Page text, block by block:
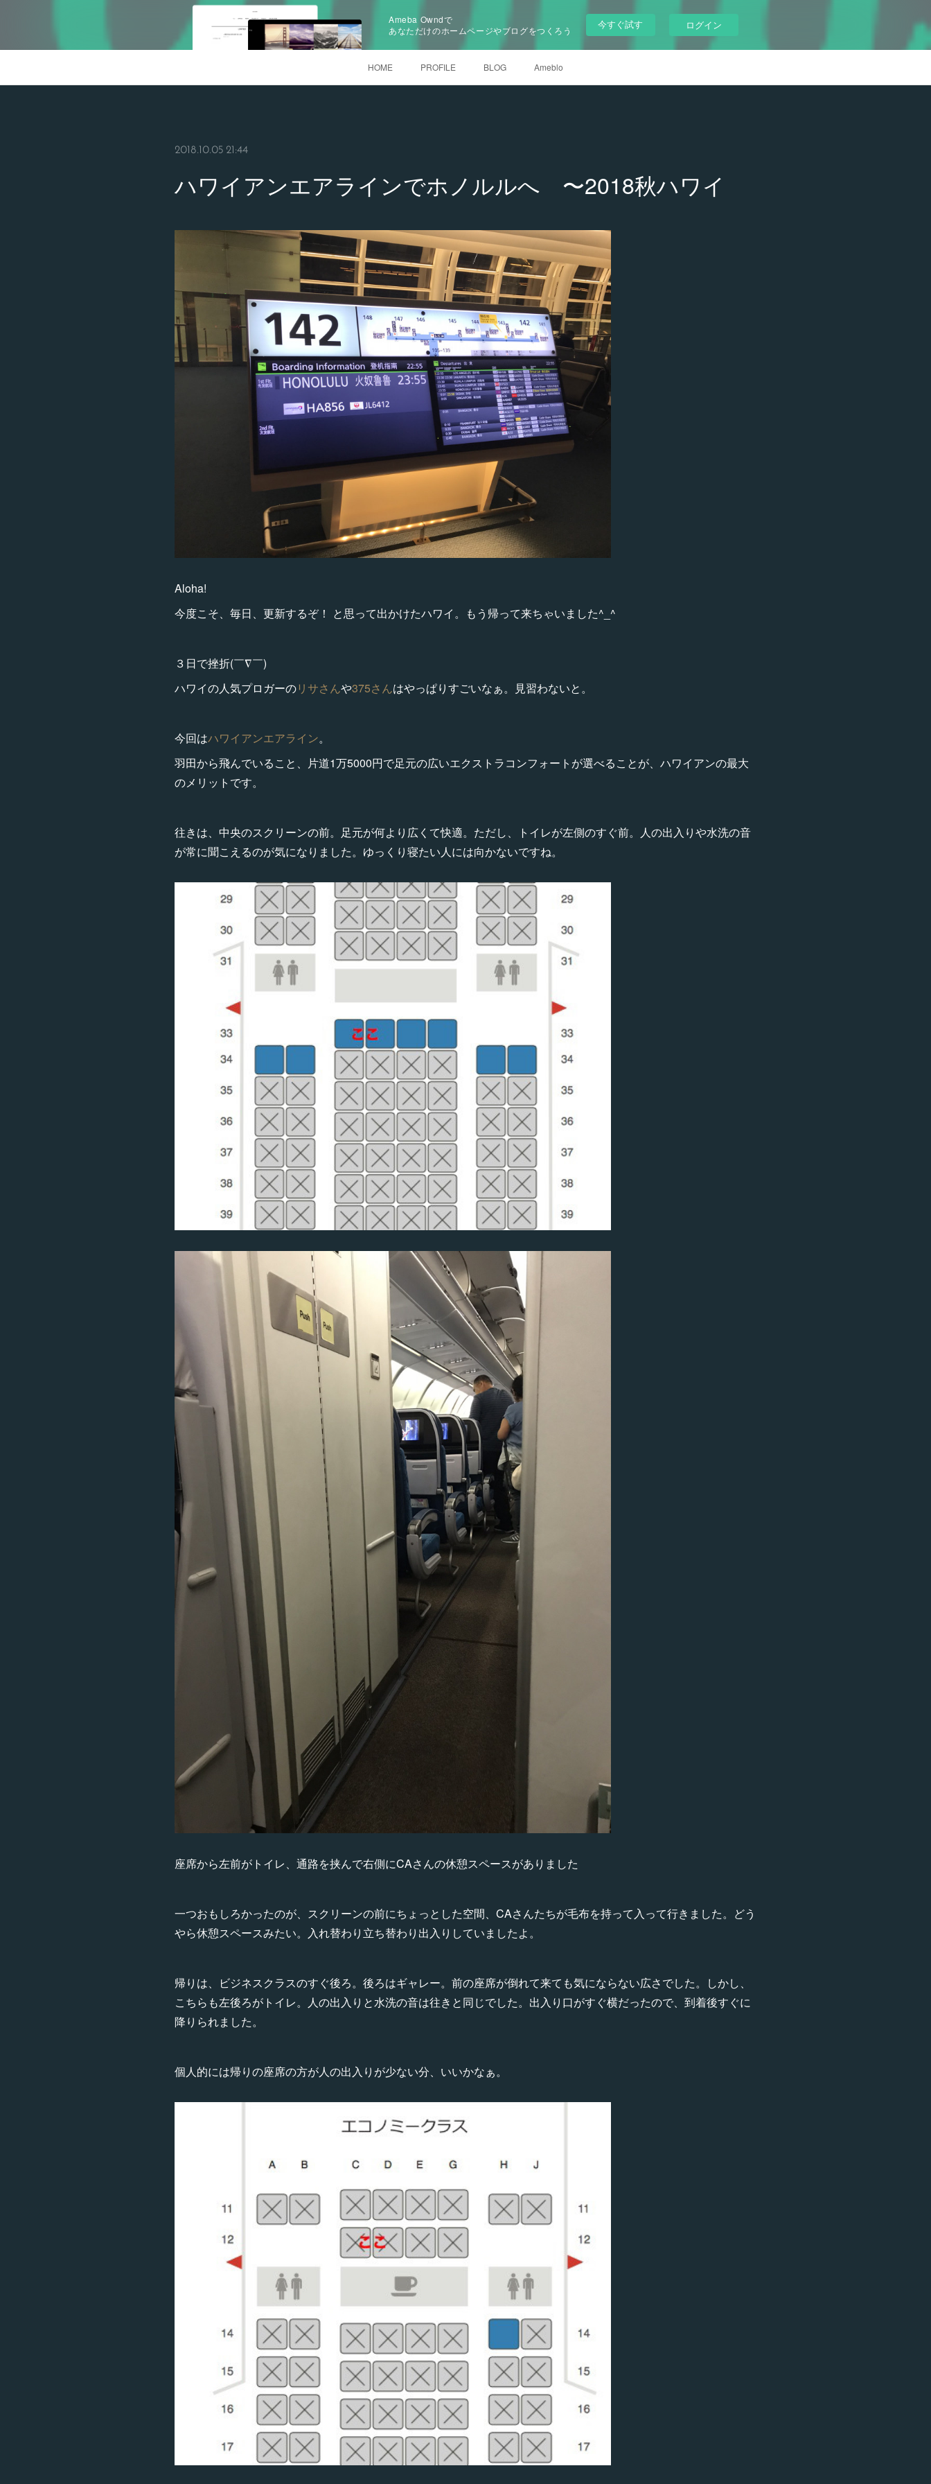
Ameba Owndで
あなただけのホームページやブログをつくろう
今すぐ試す ログイン
HOME PROFILE BLOG Ameblo
2018.10.05 21:44
ハワイアンエアラインでホノルルへ 〜2018秋ハワイ
Aloha!
今度こそ、毎日、更新するぞ！ と思って出かけたハワイ。もう帰って来ちゃいました^_^
３日で挫折(￣∇￣)
ハワイの人気プロガーのリサさんや375さんはやっぱりすごいなぁ。見習わないと。
今回はハワイアンエアライン。
羽田から飛んでいること、片道1万5000円で足元の広いエクストラコンフォートが選べることが、ハワイアンの最大
のメリットです。
往きは、中央のスクリーンの前。足元が何より広くて快適。ただし、トイレが左側のすぐ前。人の出入りや水洗の音
が常に聞こえるのが気になりました。ゆっくり寝たい人には向かないですね。
座席から左前がトイレ、通路を挟んで右側にCAさんの休憩スペースがありました
一つおもしろかったのが、スクリーンの前にちょっとした空間、CAさんたちが毛布を持って入って行きました。どう
やら休憩スペースみたい。入れ替わり立ち替わり出入りしていましたよ。
帰りは、ビジネスクラスのすぐ後ろ。後ろはギャレー。前の座席が倒れて来ても気にならない広さでした。しかし、
こちらも左後ろがトイレ。人の出入りと水洗の音は往きと同じでした。出入り口がすぐ横だったので、到着後すぐに
降りられました。
個人的には帰りの座席の方が人の出入りが少ない分、いいかなぁ。